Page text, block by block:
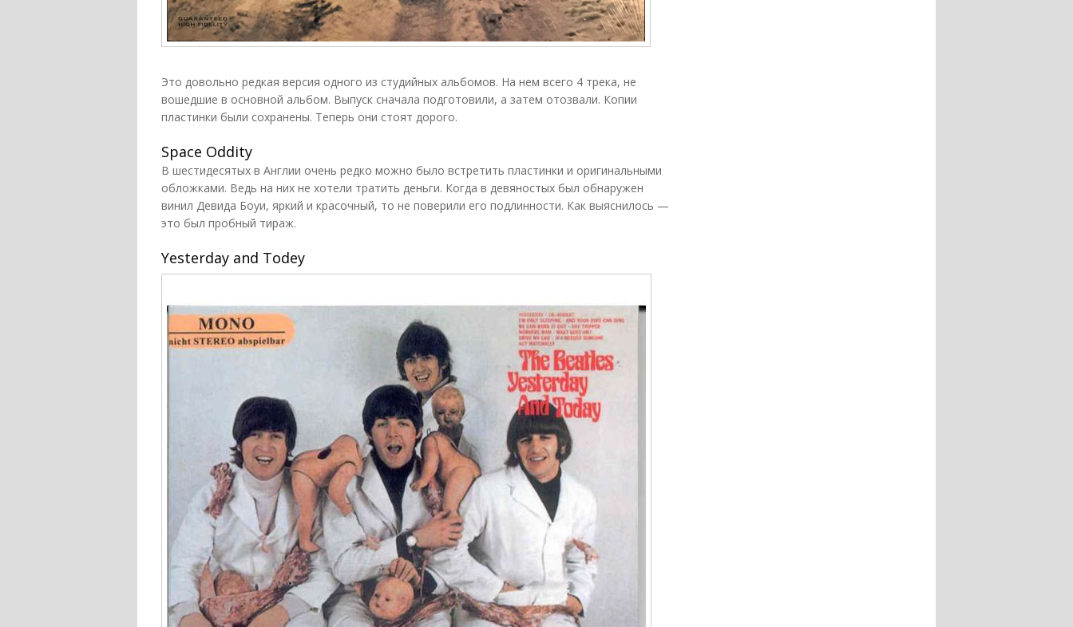
Это довольно редкая версия одного из студийных альбомов. На нем всего 4 трека, не
вошедшие в основной альбом. Выпуск сначала подготовили, а затем отозвали. Копии
пластинки были сохранены. Теперь они стоят дорого.
Space Oddity
В шестидесятых в Англии очень редко можно было встретить пластинки и оригинальными
обложками. Ведь на них не хотели тратить деньги. Когда в девяностых был обнаружен
винил Девида Боуи, яркий и красочный, то не поверили его подлинности. Как выяснилось —
это был пробный тираж.
Yesterday and Todey